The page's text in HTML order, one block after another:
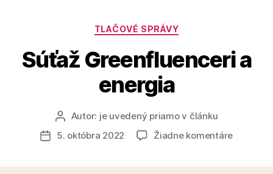
Kategórie
TLAČOVÉ SPRÁVY
Súťaž Greenfluenceri a
energia
Autor
článku
Autor: je uvedený priamo v článku
Dátum
5. októbra 2022 Žiadne komentárena